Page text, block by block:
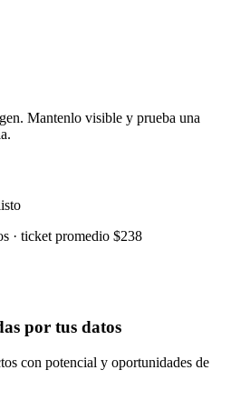
Mantenlo visible y prueba una
· ticket promedio $238
por tus datos
con potencial y oportunidades de